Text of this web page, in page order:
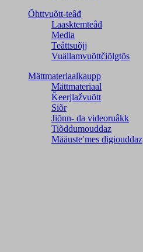
Õhttvuõtt-teâđ
Laasktemteâđ
Media
Teâttsuõjj
Vuällamvuõttčiõlǥtõs
Mättmateriaalkaupp
Mättmateriaal
Ǩeerjlažvuõtt
Siõr
Jiõnn- da videoruâkk
Tiõddumouddaz
Määusteʹmes digiouddaz